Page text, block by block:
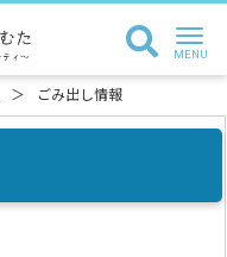
ごみ出し情報